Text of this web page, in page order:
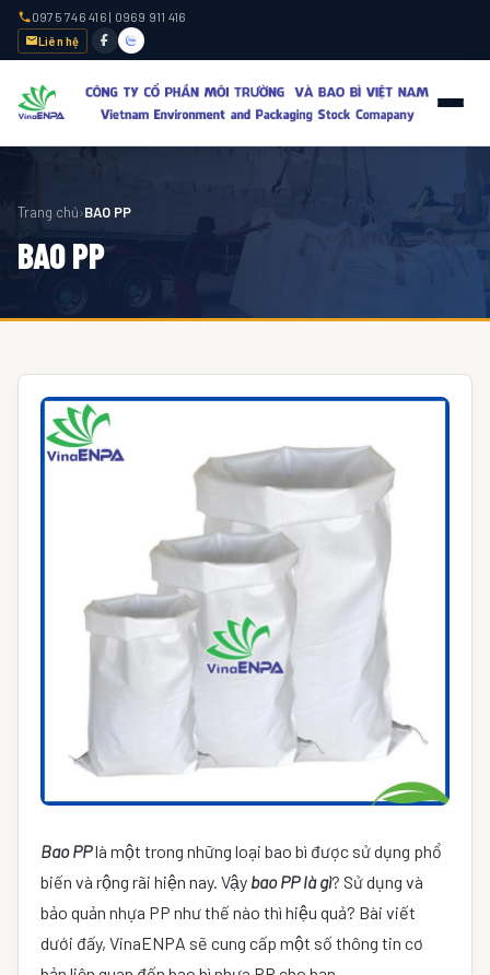
0975 746 416 | 0969 911 416
Liên hệ
Trang chủ›BAO PP
BAO PP
Bao PPlà một trong những loại bao bì được sử dụng phổ
biến và rộng rãi hiện nay. Vậy bao PP là gì? Sử dụng và
bảo quản nhựa PP như thế nào thì hiệu quả? Bài viết
dưới đấy, VinaENPA sẽ cung cấp một số thông tin cơ